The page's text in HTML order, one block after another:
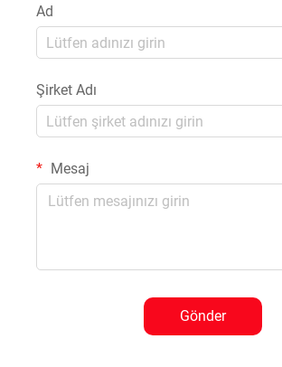
Ad
Şirket Adı
Mesaj
Gönder